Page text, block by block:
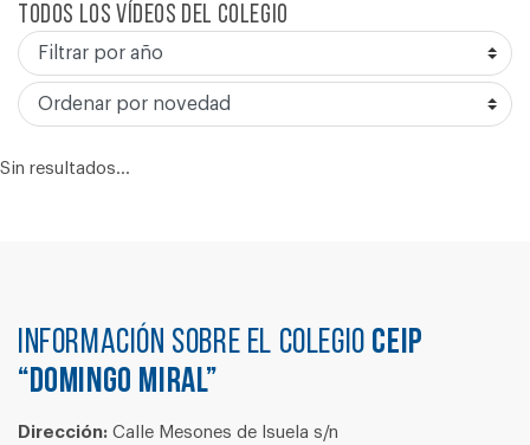
Todos los vídeos del colegio
Sin resultados...
Información sobre el colegio CEIP
“DOMINGO MIRAL”
Dirección: Calle Mesones de Isuela s/n